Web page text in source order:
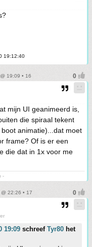
19:12:40
19:09 • 16
mijn UI geanimeerd is,
die spiraal tekent
animatie)...dat moet
frame? Of is er een
die dat in 1x voor me
-
22:26 • 17
19:09 schreef Tyr80 het